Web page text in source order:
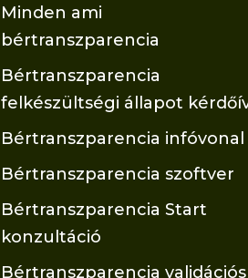
Minden ami
bértranszparencia
Bértranszparencia
felkészültségi állapot
Bértranszparencia infóvonal
Bértranszparencia szoftver
Bértranszparencia Start
konzultáció
Bértranszparencia validációs